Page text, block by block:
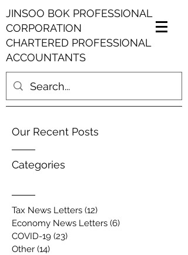
JINSOO BOK PROFESSIONAL
CORPORATION
CHARTERED PROFESSIONAL
ACCOUNTANTS
Our Recent Posts
Categories
Tax News Letters (12)
Economy News Letters (6)
COVID-19 (23)
Other (14)